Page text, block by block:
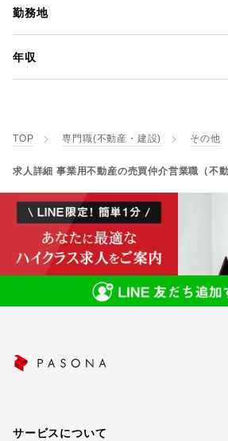
勤務地
年収
TOP 専門職(不動産・建設) その他
求人詳細 事業用不動産の売買仲介営業職（不
サービスについて